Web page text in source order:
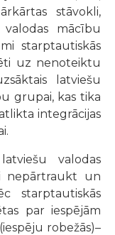
stāvokli,
mācību
starptautiskās
uz nenoteiktu
latviešu
grupai, kas tika
integrācijas
valodas
nepārtraukt un
starptautiskās
par iespējām
robežās)–